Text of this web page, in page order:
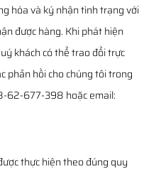
hóa và ký nhận tình trạng với
được hàng. Khi phát hiện
khách có thể trao đổi trực
phản hồi cho chúng tôi trong
62-677-398 hoặc email:
thực hiện theo đúng quy